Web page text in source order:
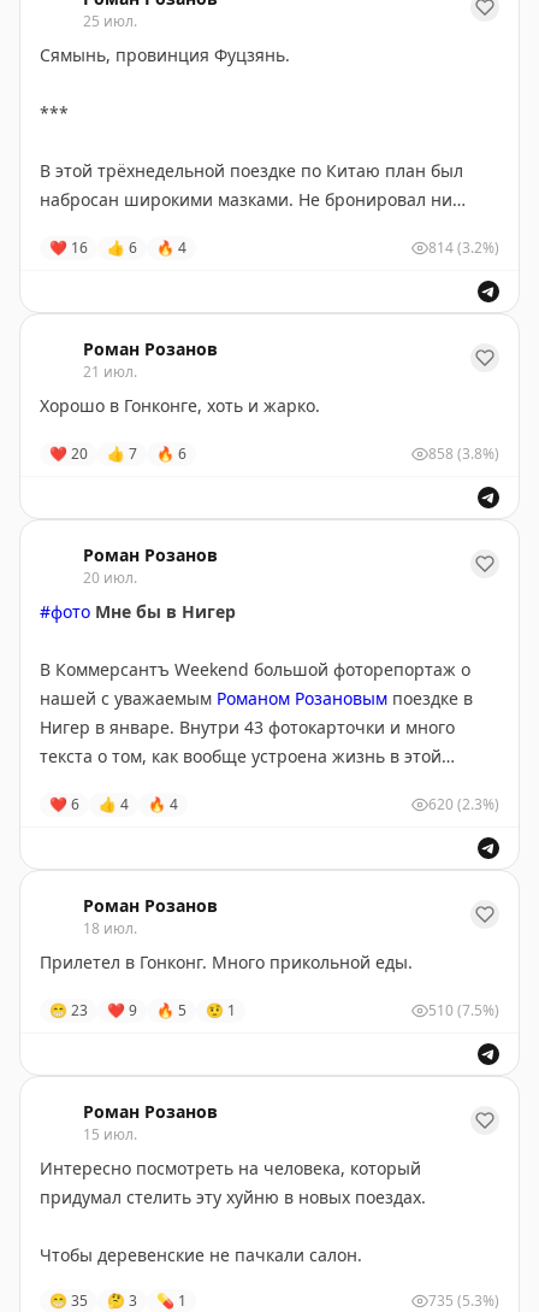
25 июл.
Сямынь, провинция Фуцзянь.
***
В этой трёхнедельной поездке по Китаю план был
набросан широкими мазками. Не бронировал ни
образом ездить по Китаю вполне комфортно.
Если нет поезда, просто едешь на следующем. Ну или
берешь билет без места (тут такие есть).
Тут отчеты постить не буду, про Китай у нас есть
❤ 16 👍 6 🔥 4 814(3.2%)
Роман Розанов
21 июл.
Хорошо в Гонконге, хоть и жарко.
❤ 20 👍 7 🔥 6 858 (3.8%)
Роман Розанов
20 июл.
#фото Мне бы в Нигер
В Коммерсантъ Weekend большой фоторепортаж о
нашей с уважаемым Романом Розановым поездке в
Нигер в январе. Внутри 43 фотокарточки и много
текста о том, как вообще устроена жизнь в этой
https://www.myweekend.ru/doc/8813995
❤ 6 👍 4 🔥 4 620(2.3%)
Роман Розанов
18 июл.
Прилетел в Гонконг. Много прикольной еды.
😁 23 ❤ 9 🔥 5 🤨 1 510(7.5%)
Роман Розанов
15 июл.
Интересно посмотреть на человека, который
придумал стелить эту хуйню в новых поездах.
Чтобы деревенские не пачкали салон.
😁 35 🤔 3 💊 1 735 (5.3%)